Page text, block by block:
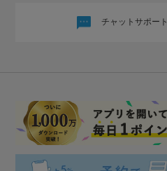
チャットサポート